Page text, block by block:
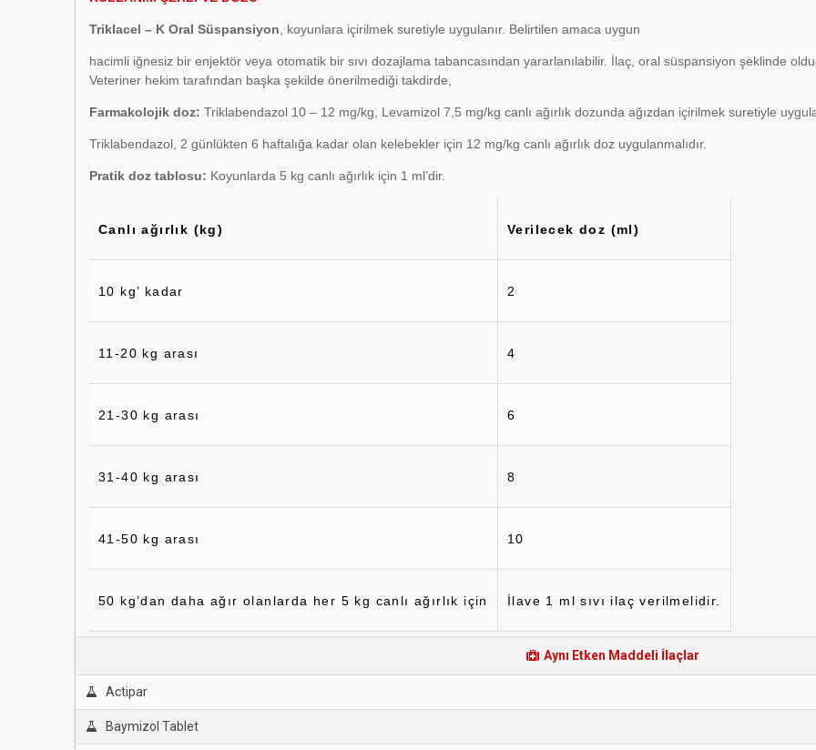
Triklacel – K Oral Süspansiyon , koyunlara içirilmek suretiyle uygulanır. Belirtilen amaca uygun
hacimli iğnesiz bir enjektör veya otomatik bir sıvı dozajlama tabancasından yararlanılabilir. İlaç, oral süspansiyon şeklinde
Veteriner hekim tarafından başka şekilde önerilmediği takdirde,
Farmakolojik doz: Triklabendazol 10 – 12 mg/kg, Levamizol 7,5 mg/kg canlı ağırlık dozunda ağızdan içirilmek suretiyle
Triklabendazol, 2 günlükten 6 haftalığa kadar olan kelebekler için 12 mg/kg canlı ağırlık doz uygulanmalıdır.
Pratik doz tablosu: Koyunlarda 5 kg canlı ağırlık için 1 ml’dir.
Canlı ağırlık (kg) Verilecek doz (ml)
10 kg’ kadar 2
11-20 kg arası 4
21-30 kg arası 6
31-40 kg arası 8
41-50 kg arası 10
50 kg’dan daha ağır olanlarda her 5 kg canlı ağırlık için İlave 1 ml sıvı ilaç verilmelidir.
Aynı Etken Maddeli İlaçlar
Actipar
Baymizol Tablet